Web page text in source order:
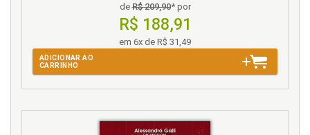
deR$ 209,90* por
R$ 188,91
em 6x de R$ 31,49
ADICIONAR AO
CARRINHO